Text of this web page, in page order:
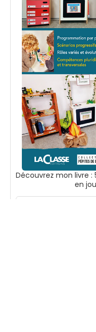
Découvrez mon livre :
en